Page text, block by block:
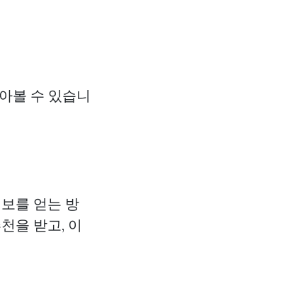
볼 수 있습니
를 얻는 방
을 받고, 이